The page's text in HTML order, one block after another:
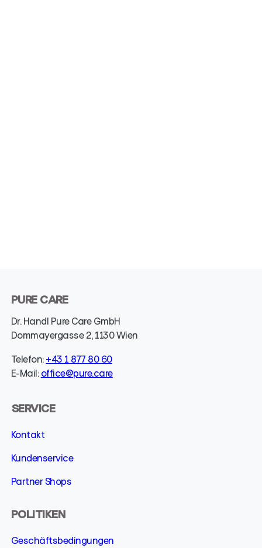
PURE CARE
Dr. Handl Pure Care GmbH
Dommayergasse 2, 1130 Wien
Telefon:+43 1 877 80 60
E-Mail:office@pure.care
SERVICE
Kontakt
Kundenservice
Partner Shops
POLITIKEN
Geschäfts­­bedingungen